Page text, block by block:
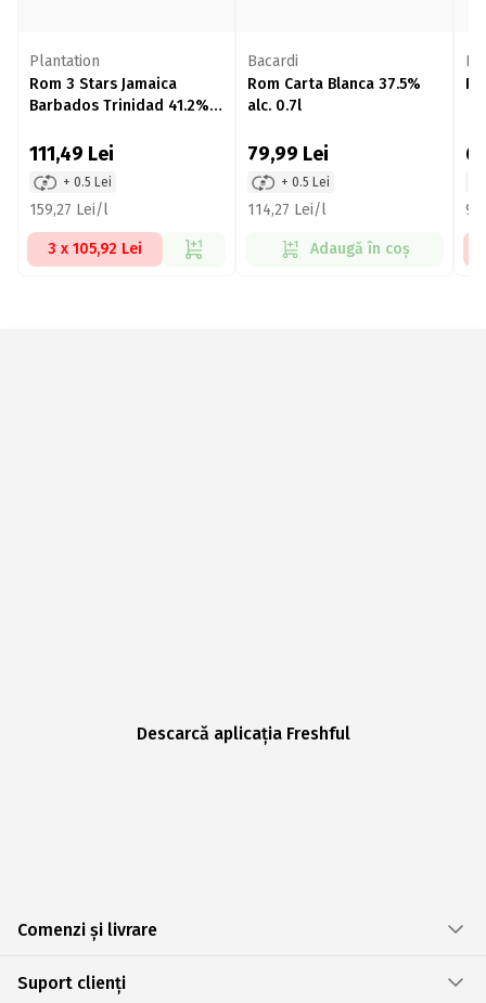
Plantation
Rom 3 Stars Jamaica
Barbados Trinidad 41.2%
111,49 Lei
+ 0.5 Lei
159,27 Lei/l
3 x 105,92 Lei
Bacardi
Rom Carta Blanca 37.5%
alc. 0.7l
79,99 Lei
+ 0.5 Lei
114,27 Lei/l
Adaugă în coș
Descarcă aplicația Freshful
Comenzi și livrare
Suport clienți